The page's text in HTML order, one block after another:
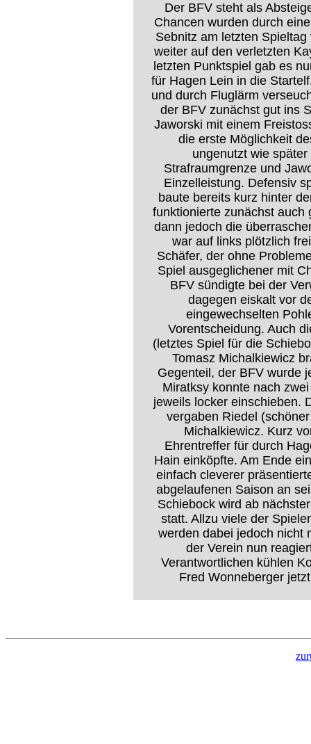
Der BFV steht als
Chancen wurden durch
Sebnitz am letzten
weiter auf den verletzten
letzten Punktspiel gab es
für Hagen Lein in die
und durch Fluglärm
der BFV zunächst gut ins
Jaworski mit einem
die erste Möglichkeit
ungenutzt wie
Strafraumgrenze und
Einzelleistung. Defensiv
baute bereits kurz hinter
funktionierte zunächst auch
dann jedoch die
war auf links plötzlich
Schäfer, der ohne
Spiel ausgeglichener mit
BFV sündigte bei der
dagegen eiskalt vor
eingewechselten
Vorentscheidung. Auch
(letztes Spiel für die
Tomasz Michalkiewicz
Gegenteil, der BFV wurde
Miratksy konnte nach
jeweils locker einschieben.
vergaben Riedel
Michalkiewicz. Kurz
Ehrentreffer für durch
Hain einköpfte. Am Ende
einfach cleverer
abgelaufenen Saison an
Schiebock wird ab
statt. Allzu viele der
werden dabei jedoch nicht
der Verein nun
Verantwortlichen kühlen
Fred Wonneberger